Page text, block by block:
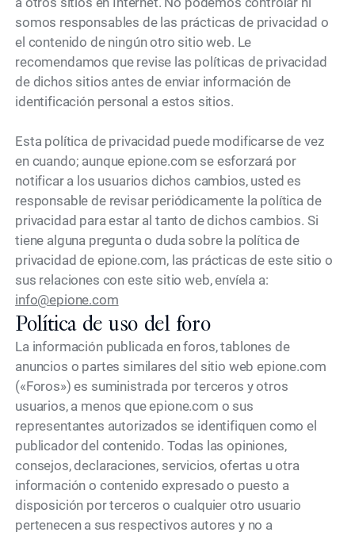
somos responsables de las prácticas de privacidad o
el contenido de ningún otro sitio web. Le
recomendamos que revise las políticas de privacidad
de dichos sitios antes de enviar información de
identificación personal a estos sitios.
Esta política de privacidad puede modificarse de vez
en cuando; aunque epione.com se esforzará por
notificar a los usuarios dichos cambios, usted es
responsable de revisar periódicamente la política de
privacidad para estar al tanto de dichos cambios. Si
tiene alguna pregunta o duda sobre la política de
privacidad de epione.com, las prácticas de este sitio o
sus relaciones con este sitio web, envíela a:
info@epione.com
Política de uso del foro
La información publicada en foros, tablones de
anuncios o partes similares del sitio web epione.com
(«Foros») es suministrada por terceros y otros
usuarios, a menos que epione.com o sus
representantes autorizados se identifiquen como el
publicador del contenido. Todas las opiniones,
consejos, declaraciones, servicios, ofertas u otra
información o contenido expresado o puesto a
disposición por terceros o cualquier otro usuario
pertenecen a sus respectivos autores y no a